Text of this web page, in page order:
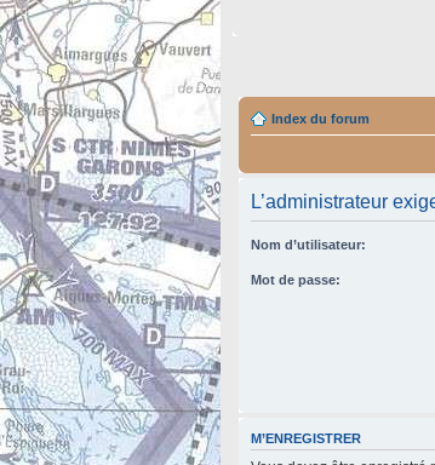
Index du forum
L’administrateur
Nom d’utilisateur:
Mot de passe:
M’ENREGISTRER